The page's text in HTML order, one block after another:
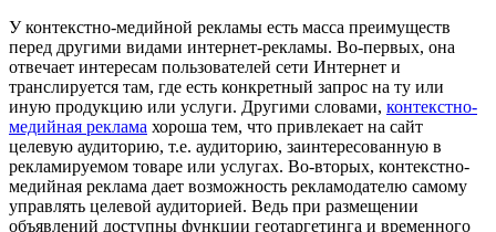
У контекстно-медийной рекламы есть масса преимуществ
перед другими видами интернет-рекламы. Во-первых, она
отвечает интересам пользователей сети Интернет и
транслируется там, где есть конкретный запрос на ту или
иную продукцию или услуги. Другими словами, контекстно-
медийная реклама хороша тем, что привлекает на сайт
целевую аудиторию, т.е. аудиторию, заинтересованную в
рекламируемом товаре или услугах. Во-вторых, контекстно-
медийная реклама дает возможность рекламодателю самому
управлять целевой аудиторией. Ведь при размещении
объявлений доступны функции геотаргетинга и временного